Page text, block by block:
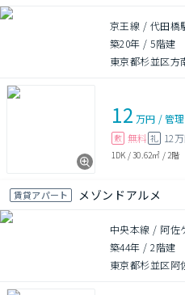
京王線 / 代田橋
築20年 /5階建
東京都杉並区方
12 万円 /管
敷 無料 礼 12
1DK /30.62㎡ / 2階
賃貸アパート メゾンドアルメ
中央本線 / 阿佐
築44年 /2階建
東京都杉並区阿